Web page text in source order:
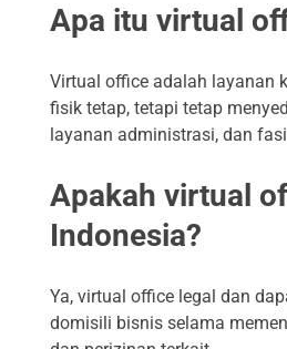
Apa itu virtual
Virtual office adalah layanan
fisik tetap, tetapi tetap
layanan administrasi, dan
Apakah virtual
Indonesia?
Ya, virtual office legal dan
domisili bisnis selama